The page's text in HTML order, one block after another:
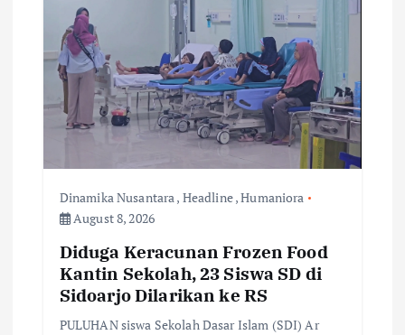
Dinamika Nusantara , Headline,Humaniora
August 8, 2026
Diduga Keracunan Frozen Food
Kantin Sekolah, 23 Siswa SD di
Sidoarjo Dilarikan ke RS
PULUHAN siswa Sekolah Dasar Islam (SDI) Ar